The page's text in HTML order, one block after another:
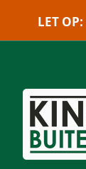
LET OP: